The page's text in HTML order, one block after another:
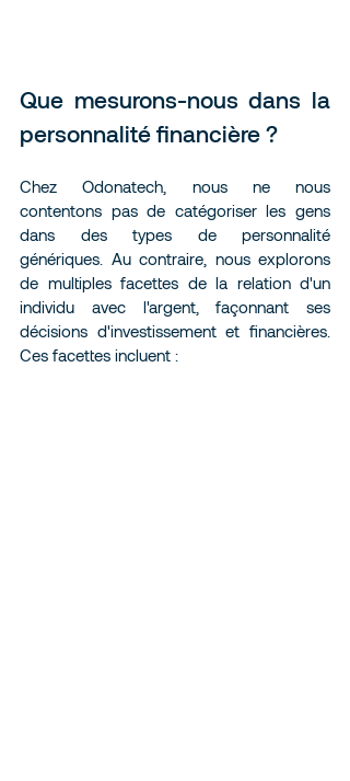
Que mesurons-nous dans la
personnalité financière ?
Chez Odonatech, nous ne nous
contentons pas de catégoriser les gens
dans des types de personnalité
génériques. Au contraire, nous explorons
de multiples facettes de la relation d'un
individu avec l'argent, façonnant ses
décisions d'investissement et financières.
Ces facettes incluent :